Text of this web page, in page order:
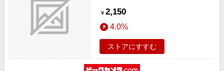
￥ 2,150
4.0%
ストアにすすむ